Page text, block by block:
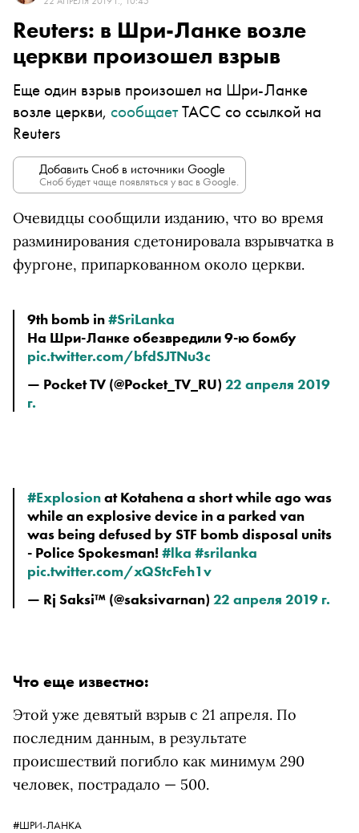
Reuters: в Шри-Ланке возле
церкви произошел взрыв
Еще один взрыв произошел на Шри-Ланке
возле церкви, сообщаетТАСС со ссылкой на
Reuters
Добавить Сноб в источники Google
Сноб будет чаще появляться у вас в Google.
Очевидцы сообщили изданию, что во время
разминирования сдетонировала взрывчатка в
фургоне, припаркованном около церкви.
9th bomb in #SriLanka
pic.twitter.com/bfdSJTNu3c
— Pocket TV (@Pocket_TV_RU) 22 апреля 2019
г.
#Explosion at Kotahena a short while ago was
while an explosive device in a parked van
was being defused by STF bomb disposal units
- Police Spokesman! #lka #srilanka
pic.twitter.com/xQStcFeh1v
— Rj Saksi™ (@saksivarnan) 22 апреля 2019 г.
Что еще известно:
Этой уже девятый взрыв с 21 апреля. По
последним данным, в результате
происшествий погибло как минимум 290
человек, пострадало — 500.
#ШРИ-ЛАНКА